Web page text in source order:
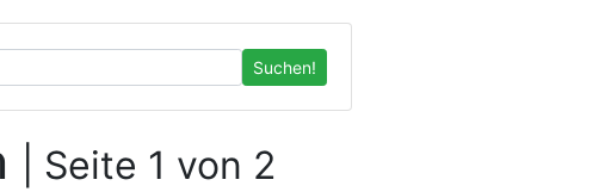
Suchen!
| Seite 1 von 2